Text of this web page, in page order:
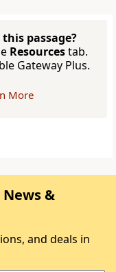
passage?
Resourcestab.
Gateway Plus.
More
&
and deals in